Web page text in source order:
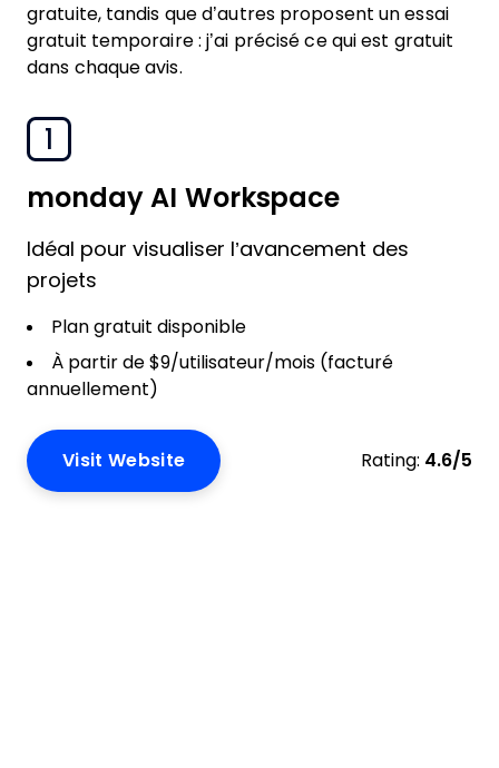
gratuite, tandis que d’autres proposent un essai
gratuit temporaire : j’ai précisé ce qui est gratuit
dans chaque avis.
1
monday AI Workspace
Idéal pour visualiser l’avancement des
projets
Plan gratuit disponible
À partir de $9/utilisateur/mois (facturé
annuellement)
Visit Website Rating: 4.6/5